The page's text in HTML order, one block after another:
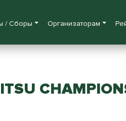
/ Сборы Организаторам